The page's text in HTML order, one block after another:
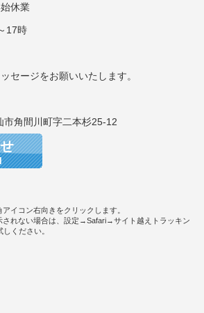
休業
17時
ージをお願いいたします。
市角間川町字二本杉25-12
イコン右向きをクリックします。
されない場合は、設定→Safari→サイト越えトラッキン
ください。